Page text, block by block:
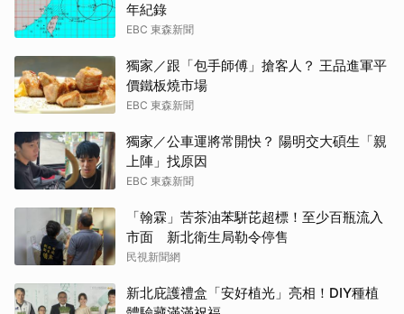
年紀錄
EBC 東森新聞
獨家／跟「包手師傅」搶客人？ 王品進軍平
價鐵板燒市場
EBC 東森新聞
獨家／公車運將常開快？ 陽明交大碩生「親
上陣」找原因
EBC 東森新聞
「翰霖」苦茶油苯駢芘超標！至少百瓶流入
市面 新北衛生局勒令停售
民視新聞網
新北庇護禮盒「安好植光」亮相！DIY種植